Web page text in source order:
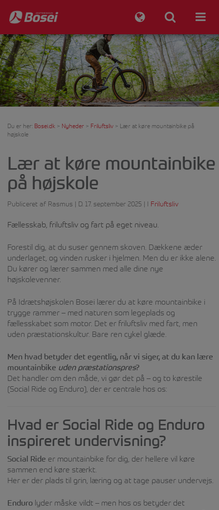
Du er her: Bosei.dk > Nyheder > Friluftsliv > Lær at køre mountainbike på
højskole
Lær at køre mountainbike
på højskole
Publiceret af Rasmus | D. 17. september 2025 | I Friluftsliv
Fællesskab, friluftsliv og fart på eget niveau.
Forestil dig, at du suser gennem skoven. Dækkene æder
underlaget, og vinden rusker i hjelmen. Men du er ikke alene.
Du kører og lærer sammen med alle dine nye
højskolevenner.
På Idrætshøjskolen Bosei lærer du at køre mountainbike i
trygge rammer – med naturen som legeplads og
fællesskabet som motor. Det er friluftsliv med fart, men
uden præstationskultur. Bare ren cykel glæde.
Men hvad betyder det egentlig, når vi siger, at du kan lære
mountainbike uden præstationspres?
Det handler om den måde, vi gør det på – og to kørestile
(Social Ride og Enduro), der er centrale hos os:
Hvad er Social Ride og Enduro
inspireret undervisning?
Social Ride er mountainbike for dig, der hellere vil køre
sammen end køre stærkt.
Her er der plads til grin, læring og at tage pauser undervejs.
Enduro lyder måske vildt – men hos os betyder det